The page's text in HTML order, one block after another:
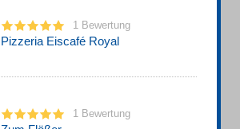
1 Bewertung
Pizzeria Eiscafé Royal
1 Bewertung